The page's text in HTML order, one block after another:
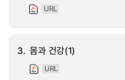
URL
3. 몸과 건강(1)
URL